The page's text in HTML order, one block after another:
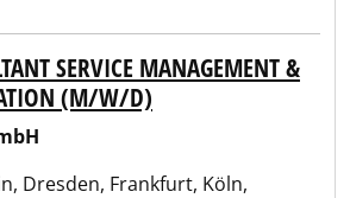
SERVICE MANAGEMENT &
(M/W/D)
Dresden, Frankfurt, Köln,